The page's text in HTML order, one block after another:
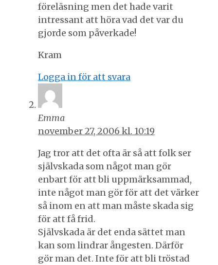
föreläsning men det hade varit
intressant att höra vad det var du
gjorde som påverkade!
Kram
Logga in för att svara
Emma
november 27, 2006 kl. 10:19
Jag tror att det ofta är så att folk ser
självskada som något man gör
enbart för att bli uppmärksammad,
inte något man gör för att det värker
så inom en att man måste skada sig
för att få frid.
Självskada är det enda sättet man
kan som lindrar ångesten. Därför
gör man det. Inte för att bli tröstad